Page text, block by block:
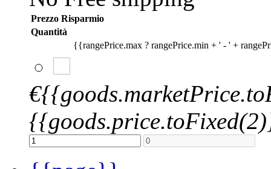
Prezzo Risparmio
Quantità
{{rangePrice.max ? rangePrice.min + ' - ' +